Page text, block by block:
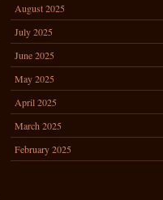
August 2025
July 2025
June 2025
May 2025
April 2025
March 2025
February 2025